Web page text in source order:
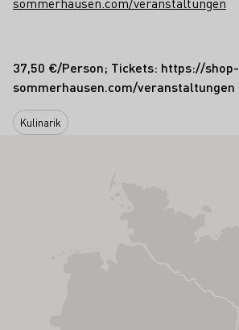
37,50 €/Person; Tickets: https://shop-
sommerhausen.com/veranstaltungen
Kulinarik